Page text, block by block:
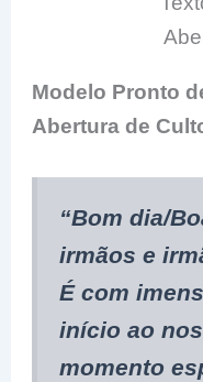
Modelo Pronto
Abertura de
“Bom dia/
irmãos e
É com
início ao
momento